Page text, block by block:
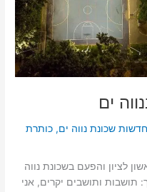
ים
חדשות שכונת נווה ים,כותרת
לציון והפעם בשכונת נווה
תושבות ותושבים יקרים, אני